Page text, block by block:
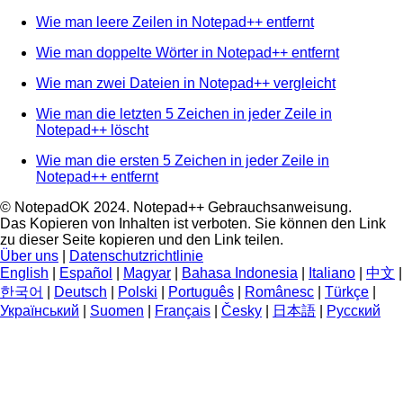
Wie man leere Zeilen in Notepad++ entfernt
Wie man doppelte Wörter in Notepad++ entfernt
Wie man zwei Dateien in Notepad++ vergleicht
Wie man die letzten 5 Zeichen in jeder Zeile in
Notepad++ löscht
Wie man die ersten 5 Zeichen in jeder Zeile in
Notepad++ entfernt
© NotepadOK 2024. Notepad++ Gebrauchsanweisung.
Das Kopieren von Inhalten ist verboten. Sie können den Link
zu dieser Seite kopieren und den Link teilen.
Über uns
Datenschutzrichtlinie
English
Español Magyar Bahasa Indonesia Italiano 中文
한국어
Deutsch Polski Português Românesc Türkçe
Український
Suomen Français Česky 日本語 Русский